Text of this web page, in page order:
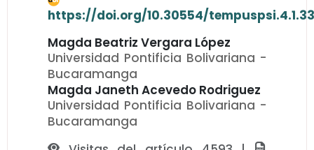
https://doi.org/10.30554/
Magda Beatriz Vergara López
Universidad Pontificia Bolivariana -
Bucaramanga
Magda Janeth Acevedo Rodriguez
Universidad Pontificia Bolivariana -
Bucaramanga